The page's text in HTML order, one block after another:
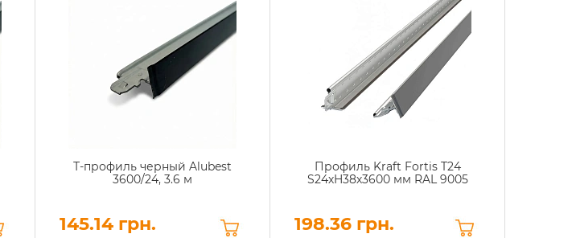
Т-профиль черный Alubest
3600/24, 3.6 м
145.14 грн.
Профиль Kraft Fortis T24
S24хH38х3600 мм RAL 9005
198.36 грн.